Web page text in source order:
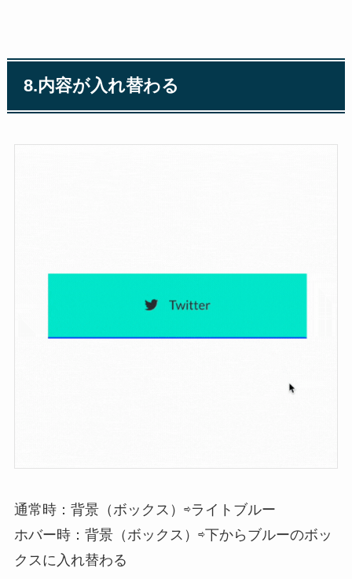
8.内容が入れ替わる
通常時：背景（ボックス）⇨ライトブルー
ホバー時：背景（ボックス）⇨下からブルーのボッ
クスに入れ替わる